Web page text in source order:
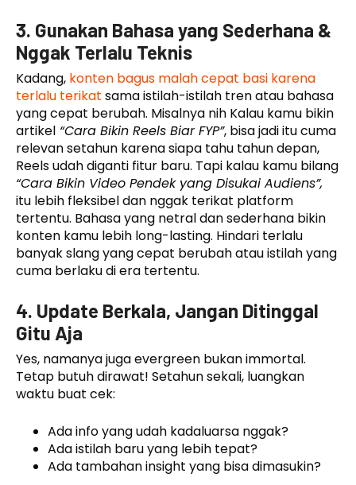
3. Gunakan Bahasa yang Sederhana &
Nggak Terlalu Teknis
Kadang, konten bagus malah cepat basi karena
terlalu terikat sama istilah-istilah tren atau bahasa
yang cepat berubah. Misalnya nih Kalau kamu bikin
artikel “Cara Bikin Reels Biar FYP”, bisa jadi itu cuma
relevan setahun karena siapa tahu tahun depan,
Reels udah diganti fitur baru. Tapi kalau kamu bilang
“Cara Bikin Video Pendek yang Disukai Audiens”,
itu lebih fleksibel dan nggak terikat platform
tertentu. Bahasa yang netral dan sederhana bikin
konten kamu lebih long-lasting. Hindari terlalu
banyak slang yang cepat berubah atau istilah yang
cuma berlaku di era tertentu.
4. Update Berkala, Jangan Ditinggal
Gitu Aja
Yes, namanya juga evergreen bukan immortal.
Tetap butuh dirawat! Setahun sekali, luangkan
waktu buat cek:
Ada info yang udah kadaluarsa nggak?
Ada istilah baru yang lebih tepat?
Ada tambahan insight yang bisa dimasukin?